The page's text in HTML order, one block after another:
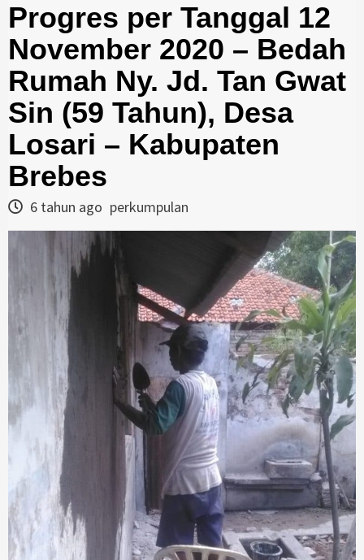
Progres per Tanggal 12
November 2020 – Bedah
Rumah Ny. Jd. Tan Gwat
Sin (59 Tahun), Desa
Losari – Kabupaten
Brebes
6 tahun ago perkumpulan